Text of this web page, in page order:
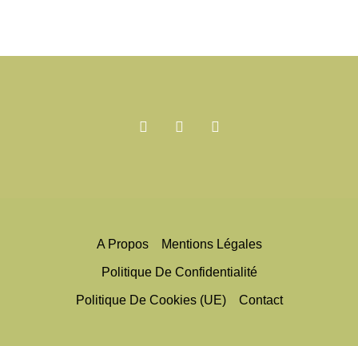
A Propos Mentions Légales
Politique De Confidentialité
Politique De Cookies (UE) Contact